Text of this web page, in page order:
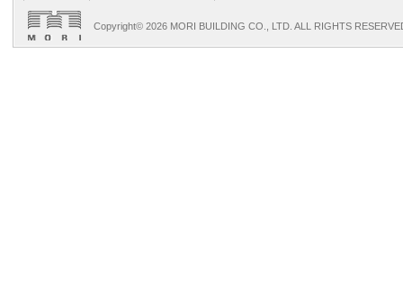
Copyright© 2026 MORI BUILDING CO., LTD. ALL RIGHTS